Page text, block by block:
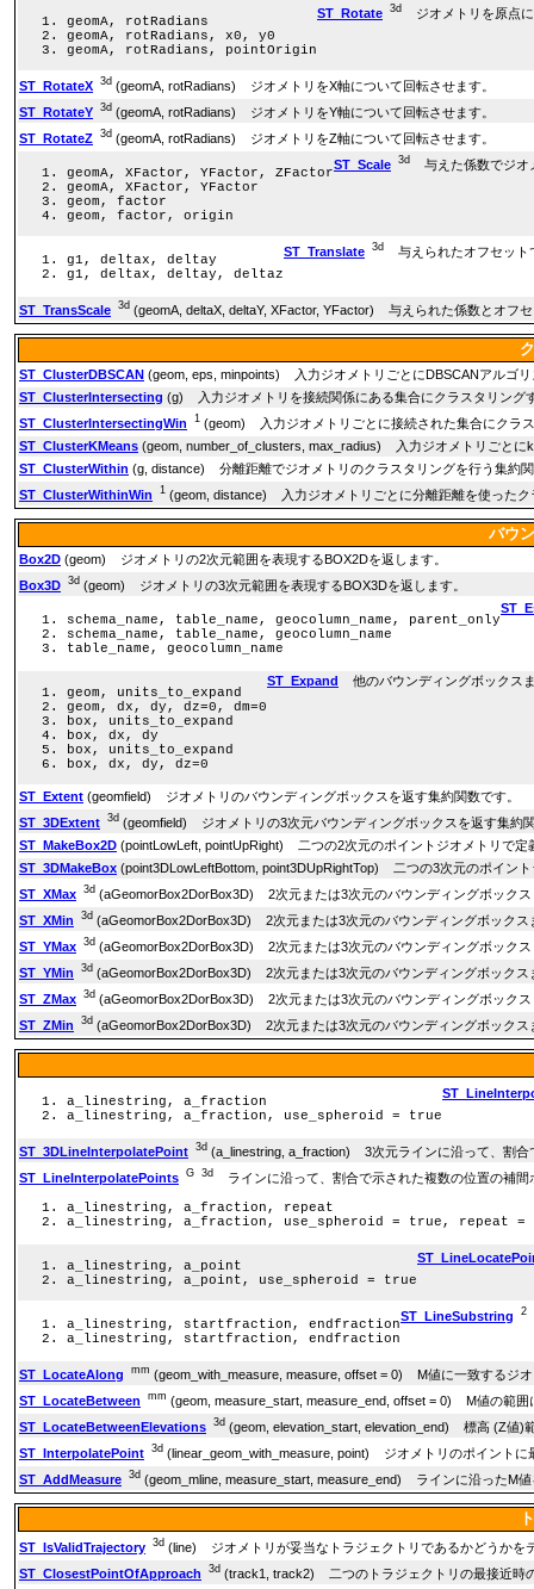
ST_Rotate 3d ジオメトリを原点
geomA, rotRadians
geomA, rotRadians, x0, y0
geomA, rotRadians, pointOrigin
ST_RotateX 3d (geomA, rotRadians) ジオメトリをX軸について回転させます。
ST_RotateY 3d (geomA, rotRadians) ジオメトリをY軸について回転させます。
ST_RotateZ 3d (geomA, rotRadians) ジオメトリをZ軸について回転させます。
ST_Scale 3d 与えた係数でジオ
geomA, XFactor, YFactor, ZFactor
geomA, XFactor, YFactor
geom, factor
geom, factor, origin
ST_Translate 3d 与えられたオフセット
g1, deltax, deltay
g1, deltax, deltay, deltaz
ST_TransScale 3d (geomA, deltaX, deltaY, XFactor, YFactor) 与えられた係数とオフ
ST_ClusterDBSCAN (geom, eps, minpoints) 入力ジオメトリごとにDBSCANアルゴ
ST_ClusterIntersecting (g) 入力ジオメトリを接続関係にある集合にクラスタリング
ST_ClusterIntersectingWin
1 (geom) 入力ジオメトリごとに接続された集合にクラ
ST_ClusterKMeans (geom, number_of_clusters, max_radius) 入力ジオメトリごとに
ST_ClusterWithin (g, distance) 分離距離でジオメトリのクラスタリングを行う集約
ST_ClusterWithinWin
1 (geom, distance) 入力ジオメトリごとに分離距離を使った
バウ
Box2D (geom) ジオメトリの2次元範囲を表現するBOX2Dを返します。
Box3D 3d (geom) ジオメトリの3次元範囲を表現するBOX3Dを返します。
schema_name, table_name, geocolumn_name, parent_only
schema_name, table_name, geocolumn_name
table_name, geocolumn_name
ST_Expand
他のバウンディングボックス
geom, units_to_expand
geom, dx, dy, dz=0, dm=0
box, units_to_expand
box, dx, dy
box, units_to_expand
box, dx, dy, dz=0
ST_Extent (geomfield) ジオメトリのバウンディングボックスを返す集約関数です。
ST_3DExtent 3d (geomfield) ジオメトリの3次元バウンディングボックスを返す集約
ST_MakeBox2D (pointLowLeft, pointUpRight) 二つの2次元のポイントジオメトリで定
ST_3DMakeBox (point3DLowLeftBottom, point3DUpRightTop) 二つの3次元のポイン
ST_XMax 3d (aGeomorBox2DorBox3D) 2次元または3次元のバウンディングボック
ST_XMin
3d (aGeomorBox2DorBox3D) 2次元または3次元のバウンディングボックス
ST_YMax 3d (aGeomorBox2DorBox3D) 2次元または3次元のバウンディングボック
ST_YMin
3d (aGeomorBox2DorBox3D) 2次元または3次元のバウンディングボックス
ST_ZMax 3d (aGeomorBox2DorBox3D) 2次元または3次元のバウンディングボック
ST_ZMin
3d (aGeomorBox2DorBox3D) 2次元または3次元のバウンディングボックス
a_linestring, a_fraction
a_linestring, a_fraction, use_spheroid = true
ST_3DLineInterpolatePoint 3d (a_linestring, a_fraction) 3次元ラインに沿って、割合
ST_LineInterpolatePoints G 3d ラインに沿って、割合で示された複数の位置の補間
a_linestring, a_fraction, repeat
a_linestring, a_fraction, use_spheroid = true, repeat =
a_linestring, a_point
a_linestring, a_point, use_spheroid = true
ST_LineSubstring 2
a_linestring, startfraction, endfraction
a_linestring, startfraction, endfraction
ST_LocateAlong mm (geom_with_measure, measure, offset = 0) M値に一致するジ
ST_LocateBetween
mm (geom, measure_start, measure_end, offset = 0) M値の範囲
ST_LocateBetweenElevations 3d (geom, elevation_start, elevation_end) 標高 (Z値)
ST_InterpolatePoint 3d (linear_geom_with_measure, point) ジオメトリのポイントに
ST_AddMeasure 3d (geom_mline, measure_start, measure_end) ラインに沿ったM値
ST_IsValidTrajectory 3d (line) ジオメトリが妥当なトラジェクトリであるかどうかを
ST_ClosestPointOfApproach
3d (track1, track2) 二つのトラジェクトリの最接近時